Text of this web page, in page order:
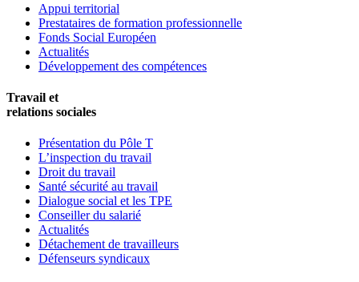
Appui territorial
Prestataires de formation professionnelle
Fonds Social Européen
Actualités
Développement des compétences
Travail et
relations sociales
Présentation du Pôle T
L’inspection du travail
Droit du travail
Santé sécurité au travail
Dialogue social et les TPE
Conseiller du salarié
Actualités
Détachement de travailleurs
Défenseurs syndicaux